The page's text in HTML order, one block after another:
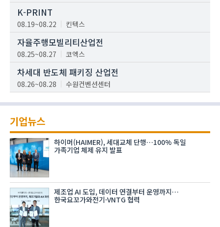
K-PRINT
08.19~08.22 킨텍스
자율주행모빌리티산업전
08.25~08.27 코엑스
차세대 반도체 패키징 산업전
08.26~08.28 수원컨벤션센터
기업뉴스
하이머(HAIMER), 세대교체 단행…100% 독일
가족기업 체제 유지 발표
제조업 AI 도입, 데이터 연결부터 운영까지…
한국요꼬가와전기·VNTG 협력